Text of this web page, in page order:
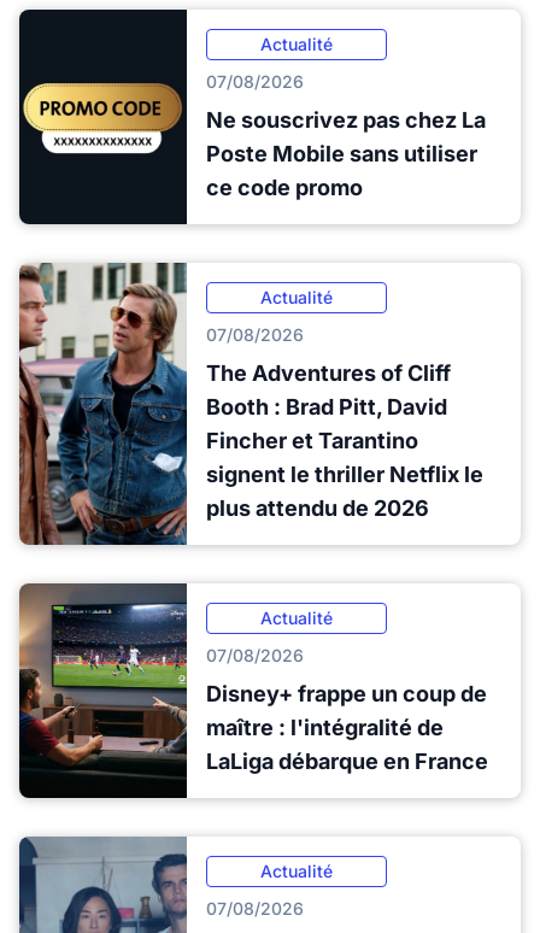
Actualité
07/08/2026
Ne souscrivez pas chez La
Poste Mobile sans utiliser
ce code promo
Actualité
07/08/2026
The Adventures of Cliff
Booth : Brad Pitt, David
Fincher et Tarantino
signent le thriller Netflix le
plus attendu de 2026
Actualité
07/08/2026
Disney+ frappe un coup de
maître : l'intégralité de
LaLiga débarque en France
Actualité
07/08/2026